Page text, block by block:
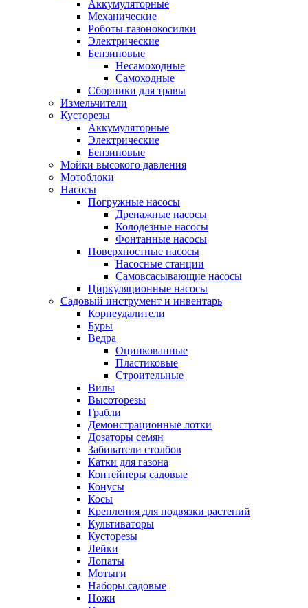
Аккумуляторные
Механические
Роботы-газонокосилки
Электрические
Бензиновые
Несамоходные
Самоходные
Сборники для травы
Измельчители
Кусторезы
Аккумуляторные
Электрические
Бензиновые
Мойки высокого давления
Мотоблоки
Насосы
Погружные насосы
Дренажные насосы
Колодезные насосы
Фонтанные насосы
Поверхностные насосы
Насосные станции
Самовсасывающие насосы
Циркуляционные насосы
Садовый инструмент и инвентарь
Корнеудалители
Буры
Ведра
Оцинкованные
Пластиковые
Строительные
Вилы
Высоторезы
Грабли
Демонстрационные лотки
Дозаторы семян
Забиватели столбов
Катки для газона
Контейнеры садовые
Конусы
Косы
Крепления для подвязки растений
Культиваторы
Кусторезы
Лейки
Лопаты
Мотыги
Наборы садовые
Ножи